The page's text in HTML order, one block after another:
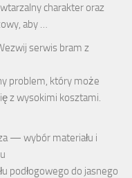
charakter oraz
aby …
serwis bram z
problem, który może
z wysokimi kosztami.
— wybór materiału i
podłogowego do jasnego